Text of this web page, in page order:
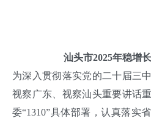
汕头市2025年稳增
为深入贯彻落实党的二十届三
视察广东、视察汕头重要讲话
委“1310”具体部署，认真落实